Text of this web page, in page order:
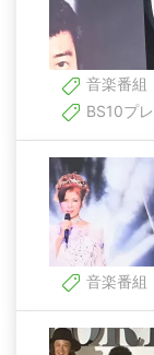
音楽番組
BS10プ
音楽番組